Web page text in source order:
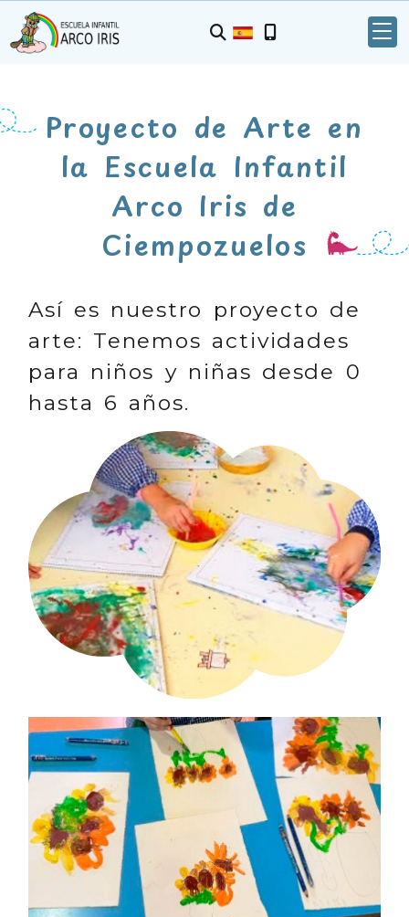
Proyecto de Arte en
la Escuela Infantil
Arco Iris de
Ciempozuelos
Así es nuestro proyecto de
arte: Tenemos actividades
para niños y niñas desde 0
hasta 6 años.